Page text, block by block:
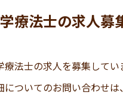
療法士の求人募
療法士の求人を募集してい
についてのお問い合わせ